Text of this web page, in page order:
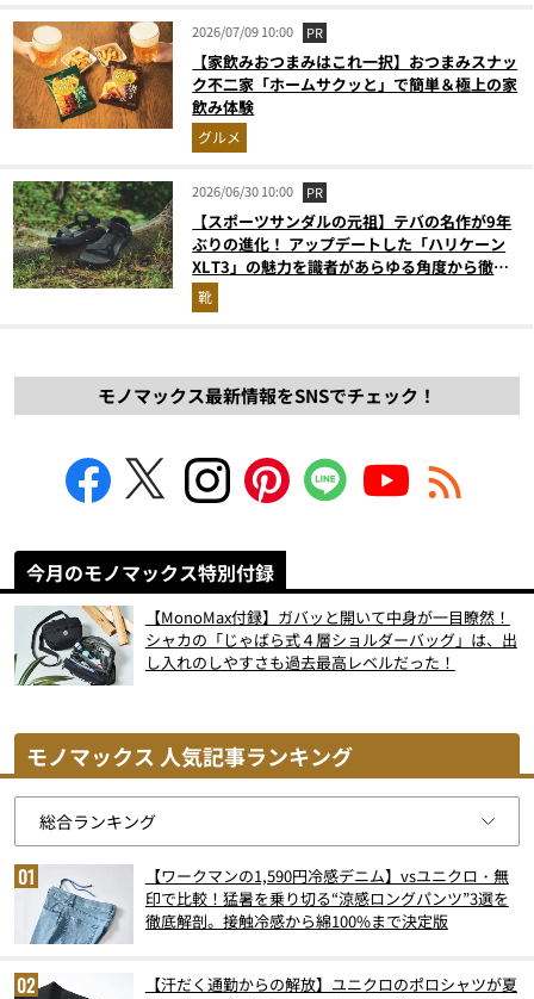
2026/07/09 10:00 PR
【家飲みおつまみはこれ一択】おつまみスナッ
ク不二家「ホームサクッと」で簡単＆極上の家
飲み体験
グルメ
2026/06/30 10:00 PR
【スポーツサンダルの元祖】テバの名作が9年
ぶりの進化！ アップデートした「ハリケーン
XLT3」の魅力を識者があらゆる角度から徹底
解説！
靴
モノマックス最新情報をSNSでチェック！
今月のモノマックス特別付録
【MonoMax付録】ガバッと開いて中身が一目瞭然！
シャカの「じゃばら式４層ショルダーバッグ」は、出
し入れのしやすさも過去最高レベルだった！
モノマックス 人気記事ランキング
【ワークマンの1,590円冷感デニム】vsユニクロ・無
印で比較！猛暑を乗り切る“涼感ロングパンツ”3選を
徹底解剖。接触冷感から綿100%まで決定版
【汗だく通勤からの解放】ユニクロのポロシャツが夏